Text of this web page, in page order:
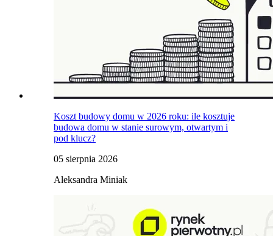
Koszt budowy domu w 2026 roku: ile kosztuje
budowa domu w stanie surowym, otwartym i
pod klucz?
05 sierpnia 2026
Aleksandra Miniak